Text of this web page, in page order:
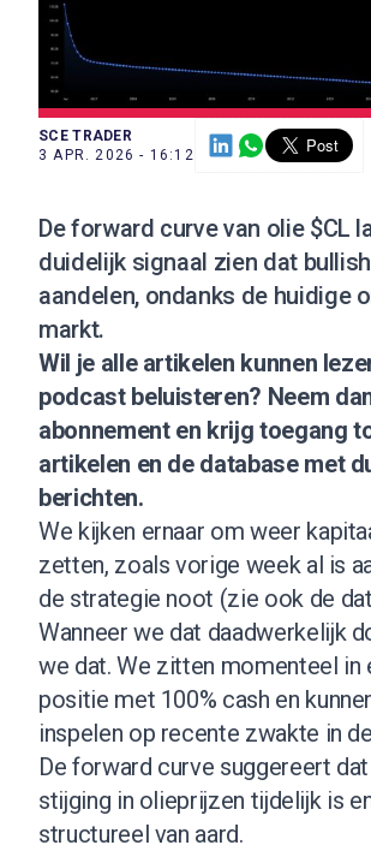
SCE TRADER
3 APR. 2026 - 16:12
De forward curve van olie $CL
duidelijk signaal zien dat
aandelen, ondanks de huidige
markt.
Wil je alle artikelen kunnen
podcast beluisteren? Neem
abonnementen krijg toegang
artikelen en de database met
berichten.
We kijken ernaar om weer
zetten, zoals vorige week al is
de strategie noot (zie ook de
Wanneer we dat daadwerkelijk
we dat. We zitten momenteel in
positie met 100% cash en
inspelen op recente zwakte in
De forward curve suggereert
stijging in olieprijzen tijdelijk is
structureel van aard.